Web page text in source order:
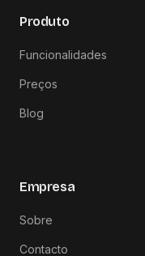
Produto
Funcionalidades
Preços
Blog
Empresa
Sobre
Contacto